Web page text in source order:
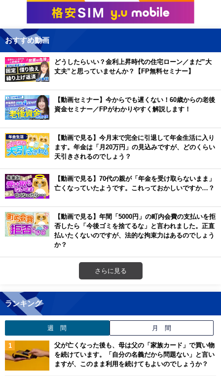
おすすめ動画
どうしたらいい？金利上昇時代の住宅ローン／まだ”大
丈夫”と思っていませんか？【FP無料セミナー】
【動画セミナー】今からでも遅くない！60歳からの老後
資金セミナー／FPがわかりやすく解説します！
【動画で見る】今月末で完全に引退して年金生活に入り
ます。年金は「月20万円」の見込みですが、どのくらい
天引きされるのでしょう？
【動画で見る】70代の親が「年金を受け取らないまま」
亡くなっていたようです。これっておかしいですか…？
【動画で見る】年間「5000円」の町内会費の支払いを拒
否したら「今後ゴミを捨てるな」と言われました。正直
払いたくないのですが、法的な拘束力はあるのでしょう
か？
さらに見る
ランキング
週 間 月 間
父が亡くなった後も、母は父の「家族カード」で買い物
を続けています。「自分の名義だから問題ない」と言い
ますが、このまま利用を続けてもよいのでしょうか？